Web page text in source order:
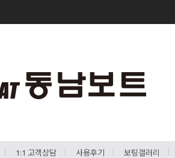
1:1 고객상담 사용후기 보팅갤러리